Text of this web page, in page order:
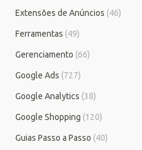
Extensões de Anúncios (46)
Ferramentas (49)
Gerenciamento (66)
Google Ads (727)
Google Analytics (38)
Google Shopping (120)
Guias Passo a Passo (40)